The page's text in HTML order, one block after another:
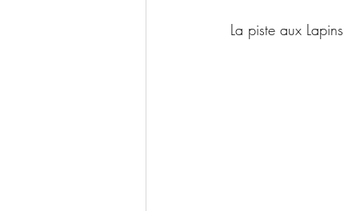
La piste aux